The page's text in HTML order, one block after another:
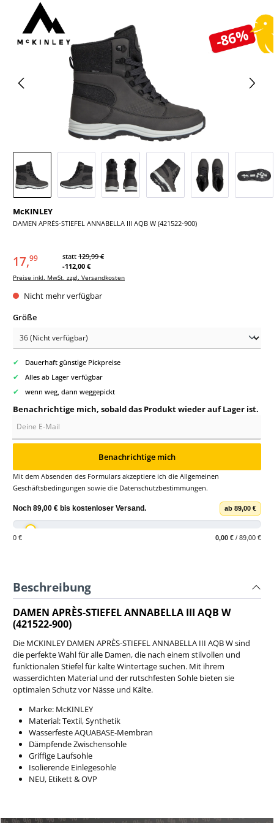
-86%
Bildergalerie überspringen
McKINLEY
DAMEN APRÈS-STIEFEL ANNABELLA III AQB W (421522-900)
17,99 statt 129,99 €
-112,00 €
Preise inkl. MwSt. zzgl. Versandkosten
Nicht mehr verfügbar
Größeauswählen
✔ Dauerhaft günstige Pickpreise
✔ Alles ab Lager verfügbar
✔ wenn weg, dann weggepickt
Benachrichtige mich, sobald das Produkt wieder auf Lager ist.
Benachrichtige mich
Mit dem Absenden des Formulars akzeptiere ich die Allgemeinen
Geschäftsbedingungen sowie die Datenschutzbestimmungen.
Noch 89,00 € bis kostenloser Versand. ab 89,00 €
0 € 0,00 € / 89,00 €
Beschreibung
DAMEN APRÈS-STIEFEL ANNABELLA III AQB W
(421522-900)
Die MCKINLEY DAMEN APRÈS-STIEFEL ANNABELLA III AQB W sind
die perfekte Wahl für alle Damen, die nach einem stilvollen und
funktionalen Stiefel für kalte Wintertage suchen. Mit ihrem
wasserdichten Material und der rutschfesten Sohle bieten sie
optimalen Schutz vor Nässe und Kälte.
Marke: McKINLEY
Material: Textil, Synthetik
Wasserfeste AQUABASE-Membran
Dämpfende Zwischensohle
Griffige Laufsohle
Isolierende Einlegesohle
NEU, Etikett & OVP